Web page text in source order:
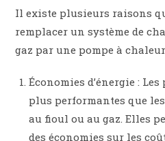
Il existe plusieurs raisons
remplacer un système de
gaz par une pompe à chaleur
Économies d’énergie :
plus performantes que
au fioul ou au gaz. Elles
des économies sur les